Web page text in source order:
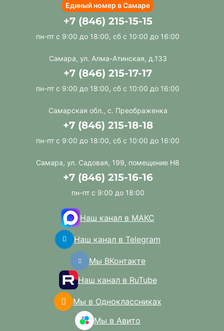
Единый номер в Самаре
+7 (846) 215-15-15
пн-пт с 9:00 до 18:00, сб с 10:00 до 16:00
Самара, ул. Алма-Атинская, д.133
+7 (846) 215-17-17
пн-пт с 9:00 до 18:00, сб с 10:00 до 16:00
Самарская обл., с. Преображенка
+7 (846) 215-18-18
пн-пт с 9:00 до 18:00, сб с 10:00 до 16:00
Самара, ул. Садовая, 199, помещение Н8
+7 (846) 215-16-16
пн-пт с 9:00 до 18:00
Наш канал в МАКС
Наш канал в Telegram
Мы ВКонтакте
Наш канал в RuTube
Мы в Одноклассниках
Мы в Авито